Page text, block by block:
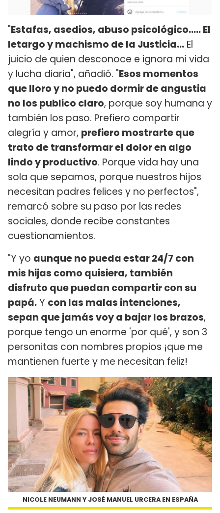
"Estafas, asedios, abuso psicológico….. El
letargo y machismo de la Justicia… El
juicio de quien desconoce e ignora mi vida
y lucha diaria", añadió. "Esos momentos
que lloro y no puedo dormir de angustia
no los publico claro, porque soy humana y
también los paso. Prefiero compartir
alegría y amor, prefiero mostrarte que
trato de transformar el dolor en algo
lindo y productivo. Porque vida hay una
sola que sepamos, porque nuestros hijos
necesitan padres felices y no perfectos",
remarcó sobre su paso por las redes
sociales, donde recibe constantes
cuestionamientos.
"Y yo aunque no pueda estar 24/7 con
mis hijas como quisiera, también
disfruto que puedan compartir con su
papá.Y con las malas intenciones,
sepan que jamás voy a bajar los brazos,
porque tengo un enorme 'por qué', y son 3
personitas con nombres propios ¡que me
mantienen fuerte y me necesitan feliz!
NICOLE NEUMANN Y JOSÉ MANUEL URCERA EN ESPAÑA